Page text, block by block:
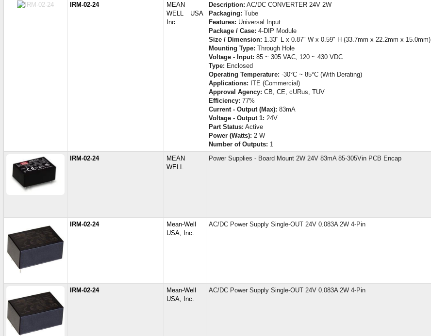
IRM-02-24
MEAN
WELL USA
Inc.
Description: AC/DC CONVERTER 24V 2W
Packaging: Tube
Features: Universal Input
Package / Case: 4-DIP Module
Size / Dimension: 1.33" L x 0.87" W x 0.59" H (33.7mm x 22.2mm x 15.0mm)
Mounting Type: Through Hole
Voltage - Input: 85 ~ 305 VAC, 120 ~ 430 VDC
Type: Enclosed
Operating Temperature: -30°C ~ 85°C (With Derating)
Applications: ITE (Commercial)
Approval Agency: CB, CE, cURus, TUV
Efficiency: 77%
Current - Output (Max): 83mA
Voltage - Output 1: 24V
Part Status: Active
Power (Watts): 2 W
Number of Outputs: 1
IRM-02-24
MEAN
WELL
Power Supplies - Board Mount 2W 24V 83mA 85-305Vin PCB Encap
IRM-02-24
Mean-Well
USA, Inc.
AC/DC Power Supply Single-OUT 24V 0.083A 2W 4-Pin
IRM-02-24
Mean-Well
USA, Inc.
AC/DC Power Supply Single-OUT 24V 0.083A 2W 4-Pin